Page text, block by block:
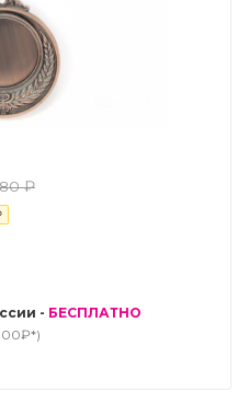
₽
- БЕСПЛАТНО